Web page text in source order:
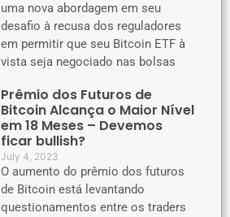
uma nova abordagem em seu
desafio à recusa dos reguladores
em permitir que seu Bitcoin ETF à
vista seja negociado nas bolsas
Prêmio dos Futuros de
Bitcoin Alcança o Maior Nível
em 18 Meses – Devemos
ficar bullish?
July 4, 2023
O aumento do prêmio dos futuros
de Bitcoin está levantando
questionamentos entre os traders